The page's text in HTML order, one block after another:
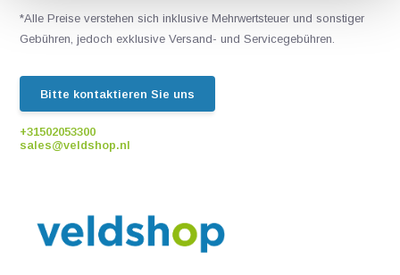
*Alle Preise verstehen sich inklusive Mehrwertsteuer und sonstiger
Gebühren, jedoch exklusive Versand- und Servicegebühren.
Bitte kontaktieren Sie uns
+31502053300
sales@veldshop.nl